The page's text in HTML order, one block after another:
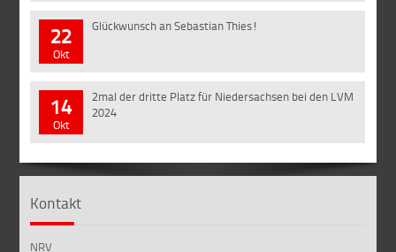
22
Okt
Glückwunsch an Sebastian Thies!
14
Okt
2mal der dritte Platz für Niedersachsen bei den LVM
2024
Kontakt
NRV